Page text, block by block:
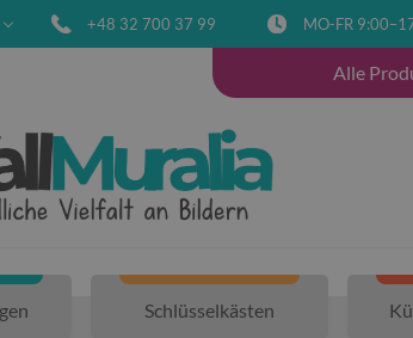
+48 32 700 37 99 MO-FR
Alle
Schlüsselkästen